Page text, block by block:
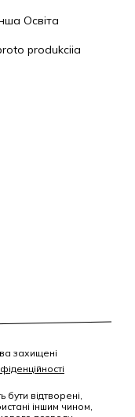
Освіта
produkciia
захищені
бути відтворені,
іншим чином,